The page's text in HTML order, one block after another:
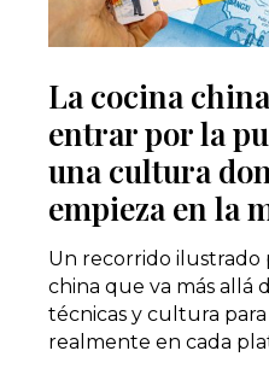
La cocina
entrar por la
una cultura
empieza en la
Un recorrido ilustrado
china que va más allá
técnicas y cultura
realmente en cada